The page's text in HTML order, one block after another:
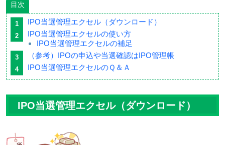
目次
IPO当選管理エクセル（ダウンロード）
IPO当選管理エクセルの使い方
IPO当選管理エクセルの補足
（参考）IPOの申込や当選確認はIPO管理帳
IPO当選管理エクセルのＱ＆Ａ
IPO当選管理エクセル（ダウンロード）